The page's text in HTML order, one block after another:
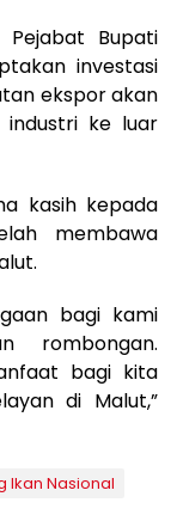
Bupati
investasi
ekspor akan
industri ke luar
kasih kepada
membawa
bagi kami
rombongan.
bagi kita
di Malut,”
Ikan Nasional